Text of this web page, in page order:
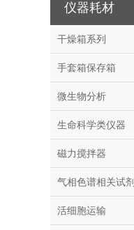
仪器耗材
干燥箱系列
手套箱保存箱
微生物分析
生命科学类仪器
磁力搅拌器
气相色谱相关试剂
活细胞运输